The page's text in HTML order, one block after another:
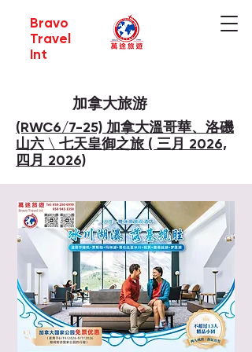
Bravo
Travel
Int
加拿大旅游
(RWC6/7-25) 加拿大溫哥華、洛磯
山六 \ 七天皇御之旅 ( 三月 2026,
四月 2026)